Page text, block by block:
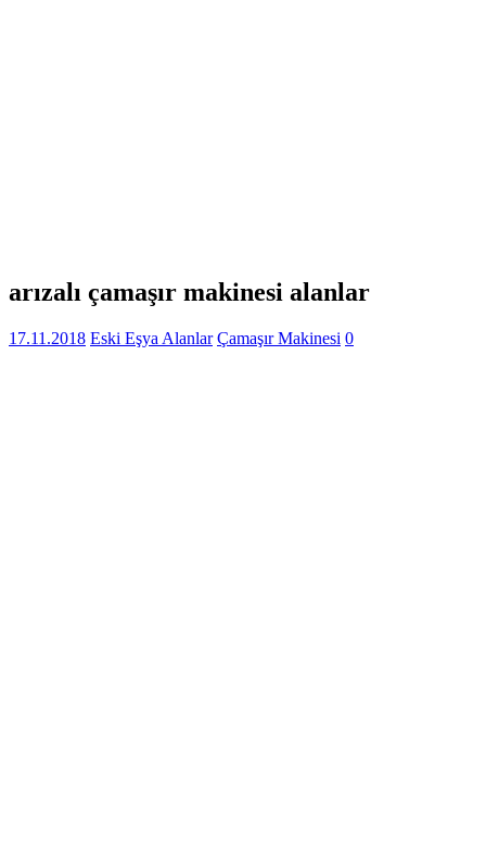
arızalı çamaşır makinesi alanlar
17.11.2018 Eski Eşya Alanlar Çamaşır Makinesi 0